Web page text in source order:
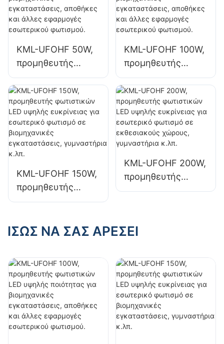
βιομηχανικά
εργοστάσια και
αποθήκες.
φωτισμό μεγάλων
πινακίδων
KML-UFOHF 50W,
προμηθευτής
φωτιστικών LED
υψηλής ευκρίνειας
για βιομηχανικές
εγκαταστάσεις,
αποθήκες και
άλλες εφαρμογές
εσωτερικού
φωτισμού.
KML-UFOHF 100W,
προμηθευτής
φωτιστικών LED
υψηλής ποιότητας
για βιομηχανικές
εγκαταστάσεις,
αποθήκες και
άλλες εφαρμογές
εσωτερικού
φωτισμού.
KML-UFOHF 150W,
προμηθευτής
φωτιστικών LED
για εσωτερικό
βιομηχανικές
εγκαταστάσεις,
γυμναστήρια κ.λπ.
KML-UFOHF 200W,
προμηθευτής
φωτιστικών LED
φωτισμό σε
χώρους,
γυμναστήρια κ.λπ.
ΊΣΩΣ ΝΑ ΣΑΣ ΑΡΈΣΕΙ